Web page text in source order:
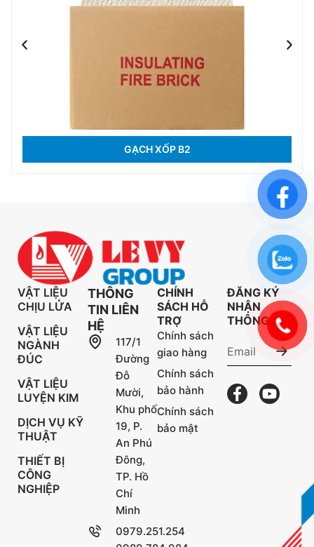
GẠCH XỐP B2
VẬT LIỆU
CHỊU LỬA
VẬT LIỆU
NGÀNH
ĐÚC
VẬT LIỆU
LUYỆN KIM
DỊCH VỤ KỸ
THUẬT
THIẾT BỊ
CÔNG
NGHIỆP
THÔNG
TIN LIÊN
HỆ
117/1
Đường
Đỗ
Mười,
Khu phố
19, P.
An Phú
Đông,
TP. Hồ
Chí
Minh
0979.251.254
CHÍNH
SÁCH HỖ
TRỢ
Chính sách
giao hàng
Chính sách
bảo hành
Chính sách
bảo mật
ĐĂNG KÝ
NHẬN
THÔNG TIN